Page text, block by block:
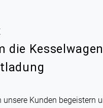
die
unsere Kunden begeistern